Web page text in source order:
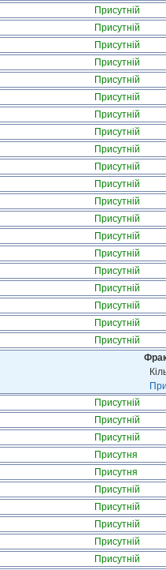
Присутній
Присутній
Присутній
Присутній
Присутній
Присутній
Присутній
Присутній
Присутній
Присутній
Присутній
Присутній
Присутній
Присутній
Присутній
Присутній
Присутній
Присутній
Присутній
Присутній
Присутній
Присутній
Присутній
Присутня
Присутня
Присутній
Присутній
Присутній
Присутній
Присутній